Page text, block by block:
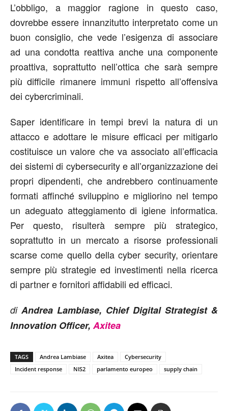
L’obbligo, a maggior ragione in questo caso,
dovrebbe essere innanzitutto interpretato come un
buon consiglio, che vede l’esigenza di associare
ad una condotta reattiva anche una componente
proattiva, soprattutto nell’ottica che sarà sempre
più difficile rimanere immuni rispetto all’offensiva
dei cybercriminali.
Saper identificare in tempi brevi la natura di un
attacco e adottare le misure efficaci per mitigarlo
costituisce un valore che va associato all’efficacia
dei sistemi di cybersecurity e all’organizzazione dei
propri dipendenti, che andrebbero continuamente
formati affinché sviluppino e migliorino nel tempo
un adeguato atteggiamento di igiene informatica.
Per questo, risulterà sempre più strategico,
soprattutto in un mercato a risorse professionali
scarse come quello della cyber security, orientare
sempre più strategie ed investimenti nella ricerca
di partner e fornitori affidabili ed efficaci.
diAndrea Lambiase, Chief Digital Strategist &
Innovation Officer, Axitea
TAGS Andrea Lambiase Axitea
Cybersecurity
Incident response
NIS2 parlamento europeo supply chain